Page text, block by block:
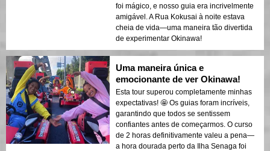
foi mágico, e nosso guia era incrivelmente
amigável. A Rua Kokusai à noite estava
cheia de vida—uma maneira tão divertida
de experimentar Okinawa!
Uma maneira única e
emocionante de ver Okinawa!
Esta tour superou completamente minhas
expectativas! 🤩 Os guias foram incríveis,
garantindo que todos se sentissem
confiantes antes de começarmos. O curso
de 2 horas definitivamente valeu a pena—
a hora dourada perto da Ilha Senaga foi